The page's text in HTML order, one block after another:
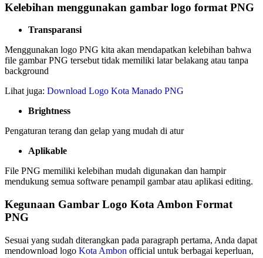
Kelebihan menggunakan gambar logo format PNG
Transparansi
Menggunakan logo PNG kita akan mendapatkan kelebihan bahwa
file gambar PNG tersebut tidak memiliki latar belakang atau tanpa
background
Lihat juga: Download Logo Kota Manado PNG
Brightness
Pengaturan terang dan gelap yang mudah di atur
Aplikable
File PNG memiliki kelebihan mudah digunakan dan hampir
mendukung semua software penampil gambar atau aplikasi editing.
Kegunaan Gambar Logo Kota Ambon Format
PNG
Sesuai yang sudah diterangkan pada paragraph pertama, Anda dapat
mendownload logo Kota Ambon official untuk berbagai keperluan,